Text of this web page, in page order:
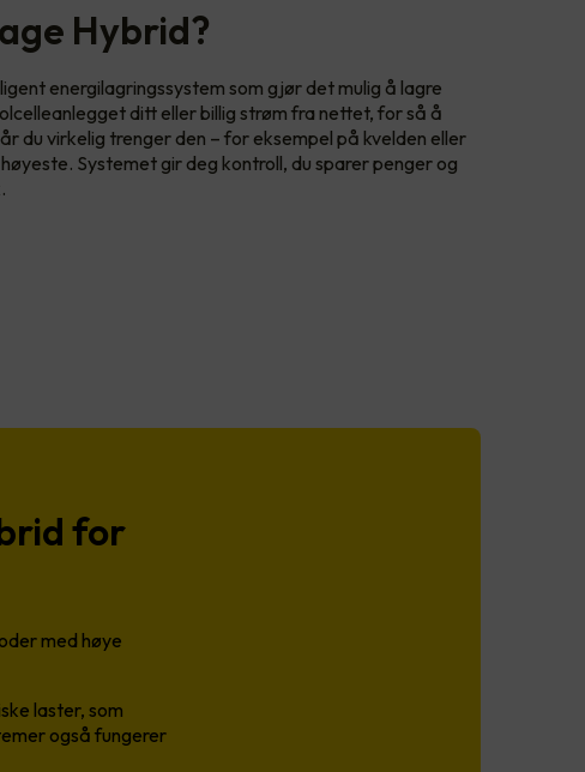
Hybrid?
energilagringssystem som gjør det mulig å lagre
ditt eller billig strøm fra nettet, for så å
du virkelig trenger den – for eksempel på kvelden eller
Systemet gir deg kontroll, du sparer penger og
for
med høye
laster, som
også fungerer